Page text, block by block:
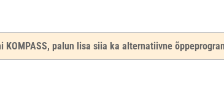
KOMPASS, palun lisa siia ka alternatiivne